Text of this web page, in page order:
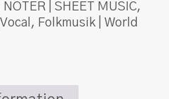
NOTER | SHEET MUSIC,
, Folkmusik | World